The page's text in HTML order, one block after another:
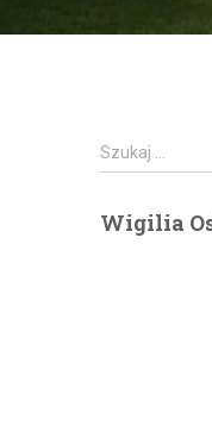
S
z
k
Szukaj …
Wigilia